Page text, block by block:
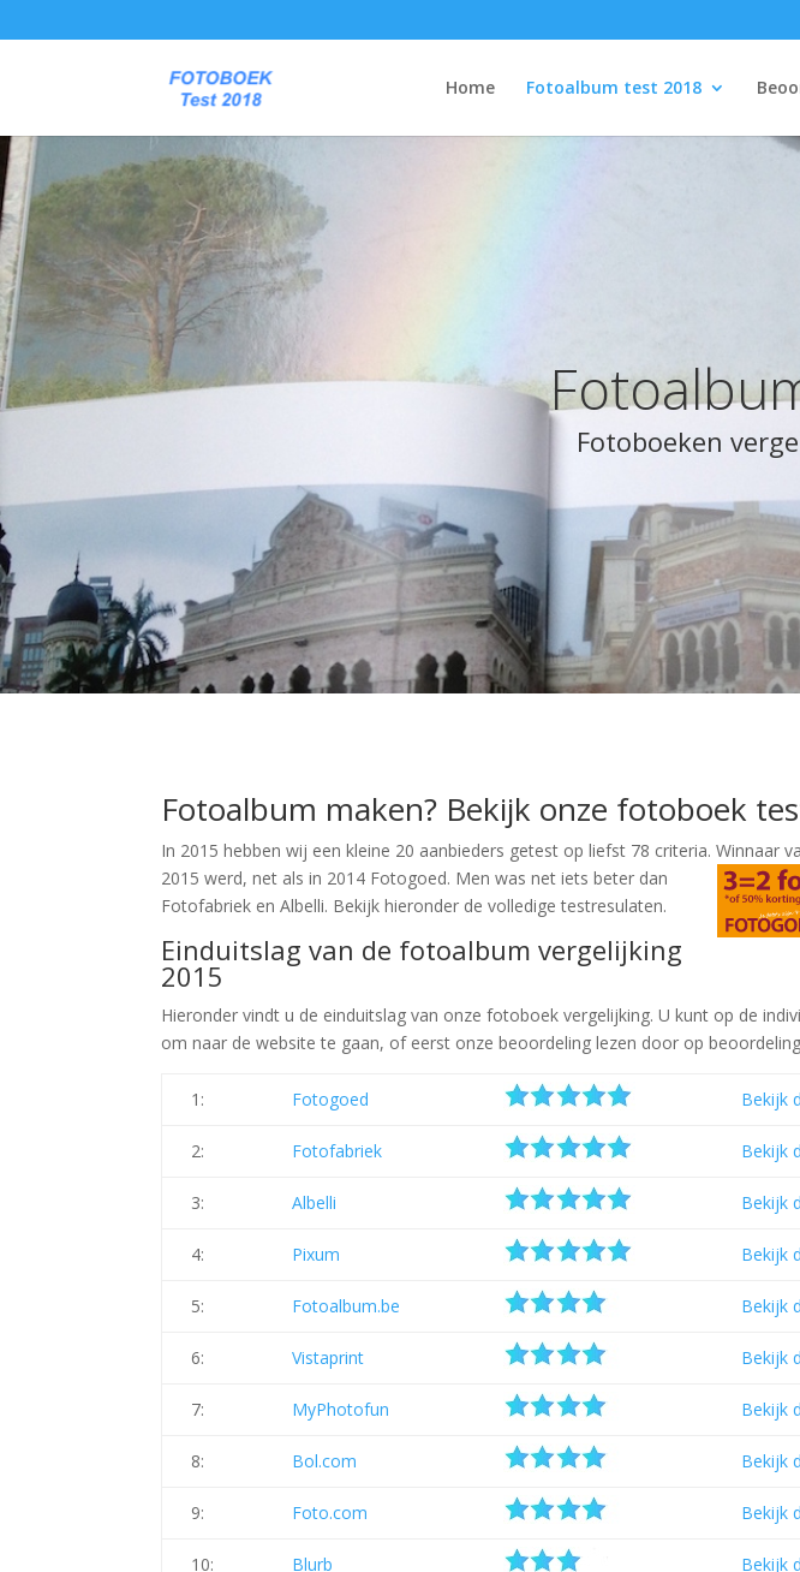
Home Fotoalbum test 2018
Fotoboeken
Fotoalbum maken? Bekijk onze fotoboek
In 2015 hebben wij een kleine 20 aanbieders getest op liefst 78 criteria.Winnaar
2015 werd, net als in 2014 Fotogoed. Men was net iets beter dan
Fotofabriek en Albelli. Bekijk hieronder de volledige testresulaten.
Einduitslag van de fotoalbum vergelijking
2015
Hieronder vindt u de einduitslag van onze fotoboek vergelijking. U kunt op de
om naar de website te gaan, of eerst onze beoordeling lezen door op
1: Fotogoed Bekijk
2: Fotofabriek Bekijk
3: Albelli Bekijk
4: Pixum Bekijk
5: Fotoalbum.be Bekijk
6: Vistaprint Bekijk
7: MyPhotofun Bekijk
8: Bol.com Bekijk
9: Foto.com Bekijk
10: Blurb Bekijk